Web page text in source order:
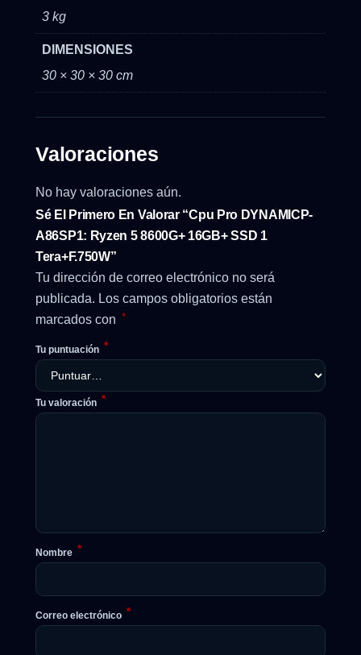
3 kg
DIMENSIONES
30 × 30 × 30 cm
Valoraciones
No hay valoraciones aún.
Sé El Primero En Valorar “Cpu Pro DYNAMICP-
A86SP1: Ryzen 5 8600G+ 16GB+ SSD 1
Tera+F.750W”
Tu dirección de correo electrónico no será
publicada. Los campos obligatorios están
marcados con *
Tu puntuación *
Tu valoración *
Nombre *
Correo electrónico *